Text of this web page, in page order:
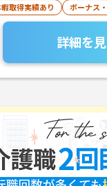
取得実績あり
ボーナス
詳細を